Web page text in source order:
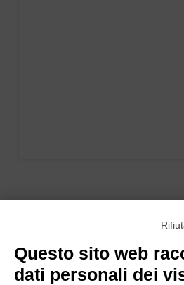
Questo sito web
dati personali dei